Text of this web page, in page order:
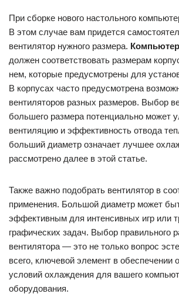
При сборке нового настольного
В этом случае вам придется
вентилятор нужного размера.
должен соответствовать размерам
нем, которые предусмотрены для
В корпусах часто предусмотрена
вентиляторов разных размеров. Выбор
большего размера потенциально может
вентиляцию и эффективность отвода
больший диаметр означает лучшее
рассмотрено далее в этой статье.
Также важно подобрать вентилятор в
применения. Большой диаметр может
эффективным для интенсивных игр или
графических задач. Выбор правильного
вентилятора — это не только вопрос
всего, ключевой элемент в обеспечении
условий охлаждения для вашего
оборудования.